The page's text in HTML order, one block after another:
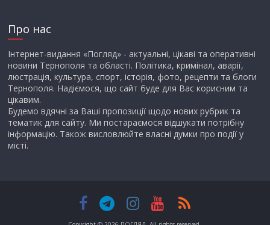
Про нас
Інтернет-видання «Погляд» - актуальні, цікаві та оперативні
новини Тернополя та області. Політика, кримінал, аварії,
люстрація, культура, спорт, історія, фото, рецепти та блоги
Тернополя. Надіємося, що сайт буде для Вас корисним та
цікавим.
Будемо вдячні за Ваші пропозиції щодо нових рубрик та
тематик для сайту. Ми постараємося відшукати потрібну
інформацію. Також висловлюйте власні думки про події у
місті.